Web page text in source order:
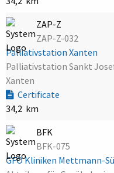
ZAP-Z
ZAP-Z-032
Palliativstation Xanten
Palliativstation Sankt
Xanten
Certificate
34,2 km
BFK
BFK-075
GFO Kliniken Mettmann-